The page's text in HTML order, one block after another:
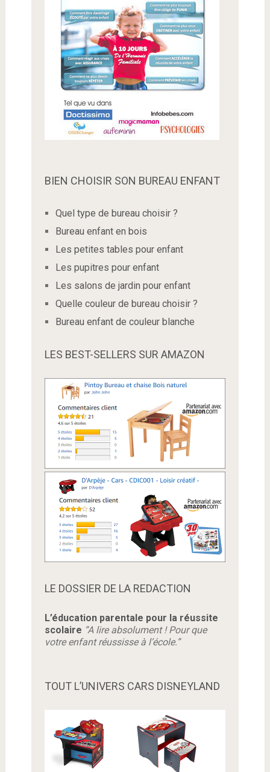
BIEN CHOISIR SON BUREAU ENFANT
Quel type de bureau choisir ?
Bureau enfant en bois
Les petites tables pour enfant
Les pupitres pour enfant
Les salons de jardin pour enfant
Quelle couleur de bureau choisir ?
Bureau enfant de couleur blanche
LES BEST-SELLERS SUR AMAZON
LE DOSSIER DE LA REDACTION
L’éducation parentale pour la réussite
scolaire “A lire absolument ! Pour que
votre enfant réussisse à l’école.”
TOUT L’UNIVERS CARS DISNEYLAND